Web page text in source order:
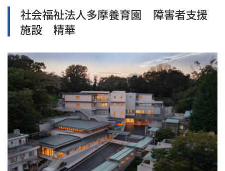
社会福祉法人多摩養育園 障害者支援
施設 精華